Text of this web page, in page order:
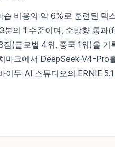
습 비용의 약 6%로 훈련된
의 1 수준이며, 순방향 통
(글로벌 4위, 중국 1위)을 기
마크에서 DeepSeek-V4-Pro
바이두 AI 스튜디오의 ERNIE